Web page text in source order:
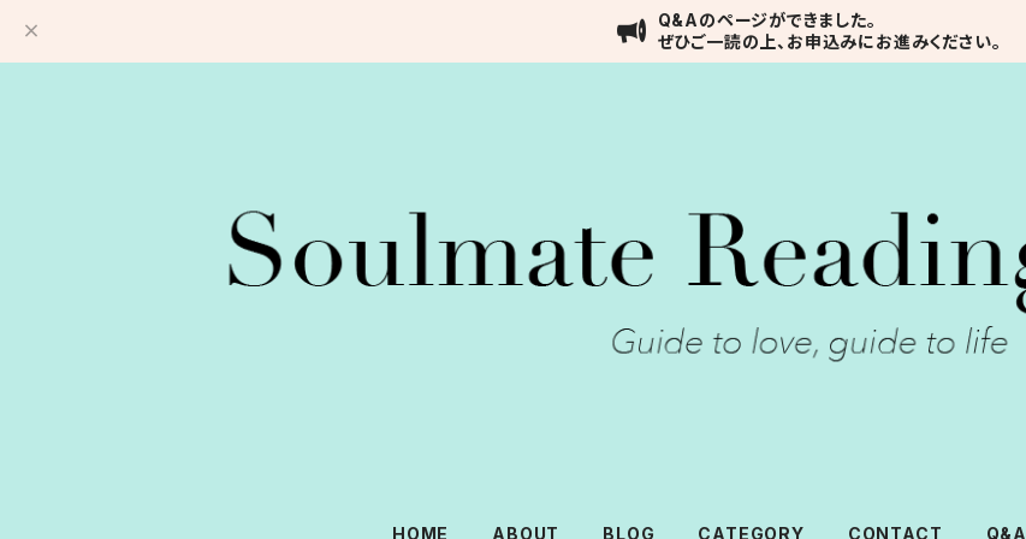
Q&Aのページができました。
ぜひご一読の上、お申込みにお進みください。
HOME ABOUT BLOG CATEGORY CONTACT Q&A